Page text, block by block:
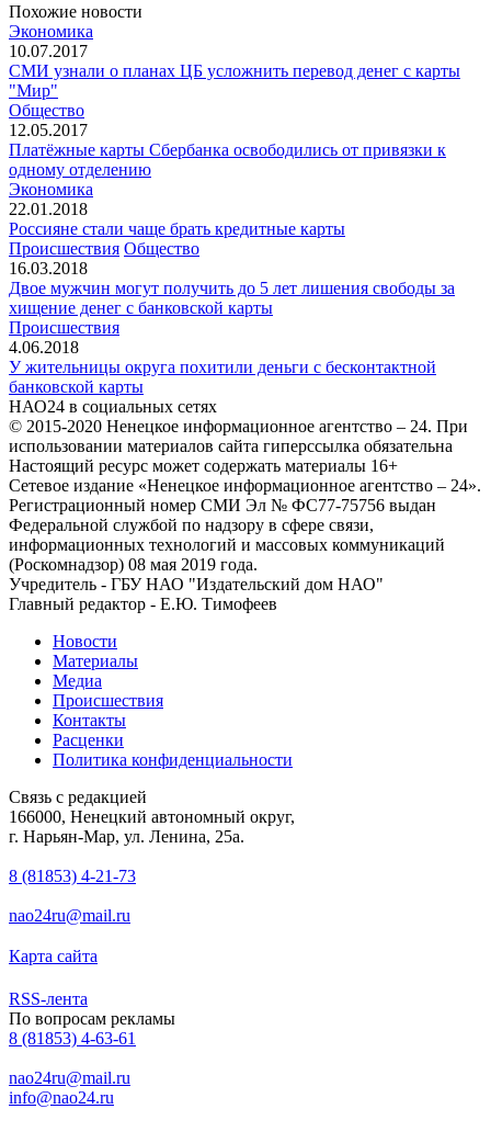
Похожие новости
Экономика
10.07.2017
СМИ узнали о планах ЦБ усложнить перевод денег с карты
"Мир"
Общество
12.05.2017
Платёжные карты Сбербанка освободились от привязки к
одному отделению
Экономика
22.01.2018
Россияне стали чаще брать кредитные карты
Происшествия Общество
16.03.2018
Двое мужчин могут получить до 5 лет лишения свободы за
хищение денег с банковской карты
Происшествия
4.06.2018
У жительницы округа похитили деньги с бесконтактной
банковской карты
НАО24 в социальных сетях
© 2015-2020 Ненецкое информационное агентство – 24. При
использовании материалов сайта гиперссылка обязательна
Настоящий ресурс может содержать материалы 16+
Сетевое издание «Ненецкое информационное агентство – 24».
Регистрационный номер СМИ Эл № ФС77-75756 выдан
Федеральной службой по надзору в сфере связи,
информационных технологий и массовых коммуникаций
(Роскомнадзор) 08 мая 2019 года.
Учредитель - ГБУ НАО "Издательский дом НАО"
Главный редактор - Е.Ю. Тимофеев
Новости
Материалы
Медиа
Происшествия
Контакты
Расценки
Политика конфиденциальности
Связь с редакцией
166000, Ненецкий автономный округ,
г. Нарьян-Мар, ул. Ленина, 25а.
8 (81853) 4-21-73
nao24ru@mail.ru
Карта сайта
RSS-лента
По вопросам рекламы
8 (81853) 4-63-61
nao24ru@mail.ru
info@nao24.ru